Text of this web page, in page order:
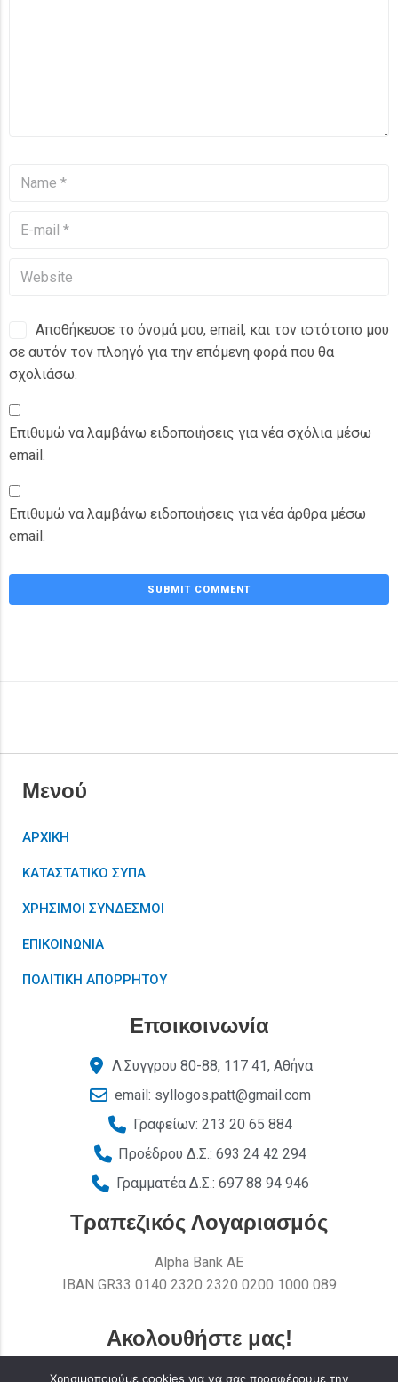
Αποθήκευσε το όνομά μου, email, και τον ιστότοπο μου
σε αυτόν τον πλοηγό για την επόμενη φορά που θα
σχολιάσω.
Επιθυμώ να λαμβάνω ειδοποιήσεις για νέα σχόλια μέσω
email.
Επιθυμώ να λαμβάνω ειδοποιήσεις για νέα άρθρα μέσω
email.
Μενού
ΑΡΧΙΚΗ
ΚΑΤΑΣΤΑΤΙΚΟ ΣΥΠΑ
ΧΡΗΣΙΜΟΙ ΣΥΝΔΕΣΜΟΙ
ΕΠΙΚΟΙΝΩΝΙΑ
ΠΟΛΙΤΙΚΗ ΑΠΟΡΡΗΤΟΥ
Εποικοινωνία
Λ.Συγγρου 80-88, 117 41, Αθήνα
email: syllogos.patt@gmail.com
Γραφείων: 213 20 65 884
Προέδρου Δ.Σ.: 693 24 42 294
Γραμματέα Δ.Σ.: 697 88 94 946
Τραπεζικός Λογαριασμός
Alpha Bank AE
ΙΒΑΝ GR33 0140 2320 2320 0200 1000 089
Ακολουθήστε μας!
Χρησιμοποιούμε cookies για να σας προσφέρουμε την